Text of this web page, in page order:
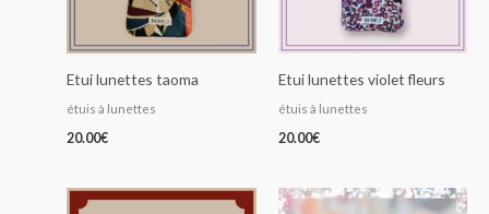
Etui lunettes taoma
étuis à lunettes
20.00€
Etui lunettes violet fleurs
étuis à lunettes
20.00€